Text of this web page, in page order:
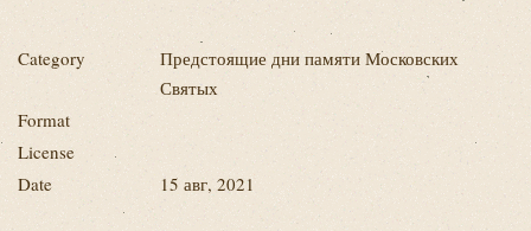
Category
Предстоящие дни памяти Московских
Святых
Format
License
Date
15 авг, 2021